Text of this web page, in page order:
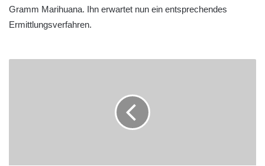
Gramm Marihuana. Ihn erwartet nun ein entsprechendes
Ermittlungsverfahren.